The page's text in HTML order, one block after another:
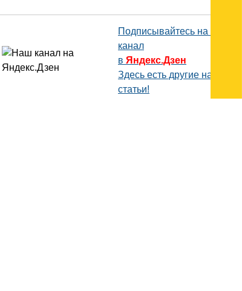
Подписывайтесь на наш
канал
в Яндекс.Дзен
Здесь есть другие наши
статьи!